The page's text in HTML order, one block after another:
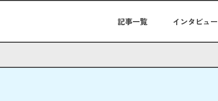
記事一覧 インタビュー